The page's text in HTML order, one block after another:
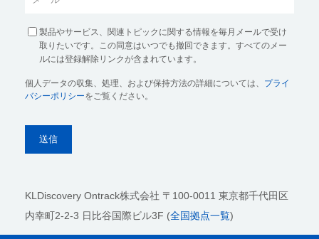
製品やサービス、関連トピックに関する情報を毎月メールで受け
取りたいです。この同意はいつでも撤回できます。すべてのメー
ルには登録解除リンクが含まれています。
個人データの収集、処理、および保持方法の詳細については、 プライ
バシーポリシーをご覧ください。
KLDiscovery Ontrack株式会社 〒100-0011 東京都千代田区
内幸町2-2-3 日比谷国際ビル3F (全国拠点一覧)